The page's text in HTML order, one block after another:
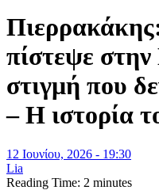
πίστεψε
στιγμή που
– Η ιστορία
12 Ιουνίου, 2026 - 19:30
Lia
Reading Time: 2 minutes